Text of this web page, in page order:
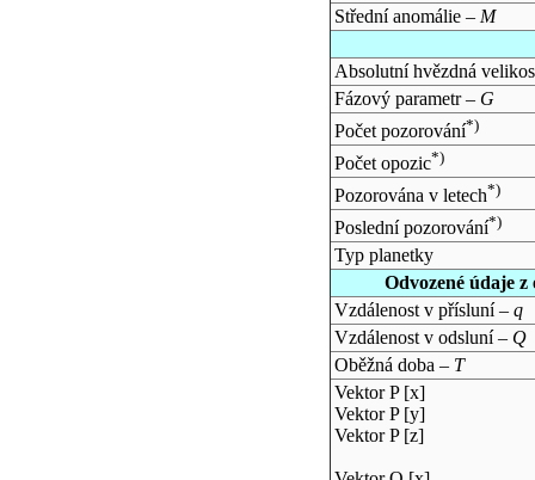
Střední anomálie – M
Absolutní hvězdná
Fázový parametr – G
Počet pozorování*)
Počet opozic*)
Pozorována v letech*)
Poslední pozorování*)
Typ planetky
Odvozené údaje
Vzdálenost v přísluní – q
Vzdálenost v odsluní – Q
Oběžná doba – T
Vektor P [x]
Vektor P [y]
Vektor P [z]